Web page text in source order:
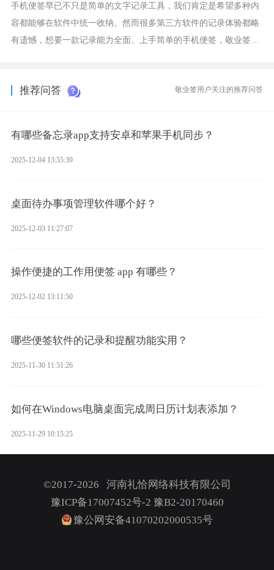
手机便签早已不只是简单的文字记录工具，我们肯定是希望多种内
容都能够在软件中统一收纳。然而很多第三方软件的记录体验都略
有遗憾，想要一款记录能力全面、上手简单的手机便签，敬业签是
推荐问答 敬业签用户关注的推荐问答
有哪些备忘录app支持安卓和苹果手机同步？
2025-12-04 13:55:39
桌面待办事项管理软件哪个好？
2025-12-03 11:27:07
操作便捷的工作用便签 app 有哪些？
2025-12-02 13:11:50
哪些便签软件的记录和提醒功能实用？
2025-11-30 11:51:26
如何在Windows电脑桌面完成周日历计划表添加？
2025-11-29 10:15:25
©2017-2026 河南礼恰网络科技有限公司
豫ICP备17007452号-2 豫B2-20170460
豫公网安备41070202000535号